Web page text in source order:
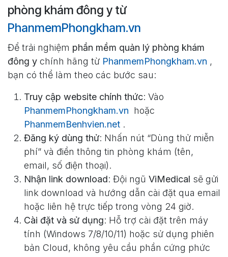
phòng khám đông y từ
PhanmemPhongkham.vn
Để trải nghiệm phần mềm quản lý phòng khám
đông y chính hãng từ PhanmemPhongkham.vn ,
bạn có thể làm theo các bước sau:
Truy cập website chính thức: Vào
PhanmemPhongkham.vn hoặc
PhanmemBenhvien.net .
Đăng ký dùng thử: Nhấn nút “Dùng thử miễn
phí” và điền thông tin phòng khám (tên,
email, số điện thoại).
Nhận link download: Đội ngũ ViMedical sẽ gửi
link download và hướng dẫn cài đặt qua email
hoặc liên hệ trực tiếp trong vòng 24 giờ.
Cài đặt và sử dụng: Hỗ trợ cài đặt trên máy
tính (Windows 7/8/10/11) hoặc sử dụng phiên
bản Cloud, không yêu cầu phần cứng phức